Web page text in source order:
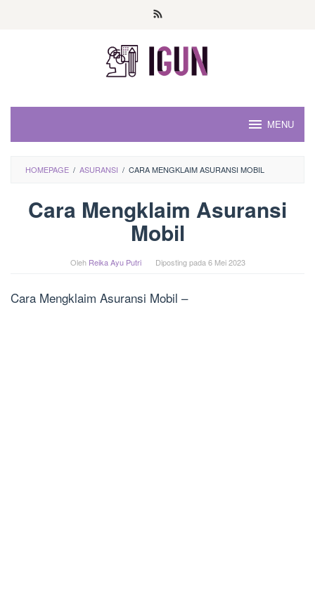
MENU
HOMEPAGE / ASURANSI / CARA MENGKLAIM ASURANSI MOBIL
Cara Mengklaim Asuransi
Mobil
Oleh Reika Ayu Putri Diposting pada 6 Mei 2023
Cara Mengklaim Asuransi Mobil –